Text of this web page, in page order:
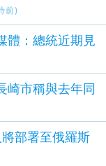
前)
：總統近期見
市稱與去年同
部署至俄羅斯